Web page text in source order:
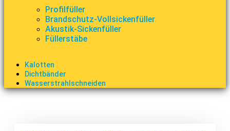
Profilfüller
Brandschutz-Vollsickenfüller
Akustik-Sickenfüller
Füllerstäbe
Kalotten
Dichtbänder
Wasserstrahlschneiden